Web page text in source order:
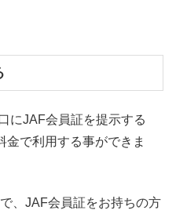
にJAF会員証を提示する
金で利用する事ができま
、JAF会員証をお持ちの方